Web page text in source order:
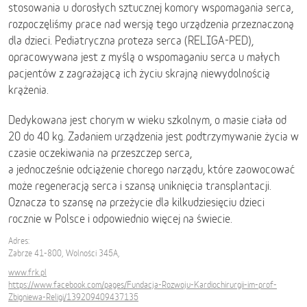
stosowania u dorosłych sztucznej komory wspomagania serca,
rozpoczęliśmy prace nad wersją tego urządzenia przeznaczoną
dla dzieci. Pediatryczna proteza serca (RELIGA-PED),
opracowywana jest z myślą o wspomaganiu serca u małych
pacjentów z zagrażającą ich życiu skrajną niewydolnością
krążenia.
Dedykowana jest chorym w wieku szkolnym, o masie ciała od
20 do 40 kg. Zadaniem urządzenia jest podtrzymywanie życia w
czasie oczekiwania na przeszczep serca,
a jednocześnie odciążenie chorego narządu, które zaowocować
może regeneracją serca i szansą uniknięcia transplantacji.
Oznacza to szansę na przeżycie dla kilkudziesięciu dzieci
rocznie w Polsce i odpowiednio więcej na świecie.
Adres:
Zabrze 41-800, Wolności 345A,
www.frk.pl
https://www.facebook.com/pages/Fundacja-Rozwoju-Kardiochirurgii-im-prof-
Zbigniewa-Religi/139209409437135